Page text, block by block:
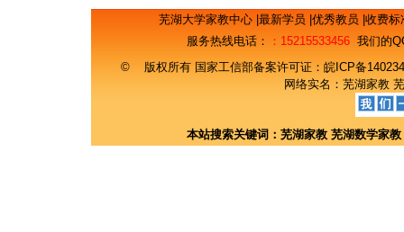
网
芜湖大学家教中心 最新学员 优秀教员 收费
服务热线电话：
：15215533456 我们的
© 版权所有 国家工信部备案许可证： 皖ICP备
网络实名： 芜湖家教
本站搜索关键词： 芜湖家教 芜湖数学家教